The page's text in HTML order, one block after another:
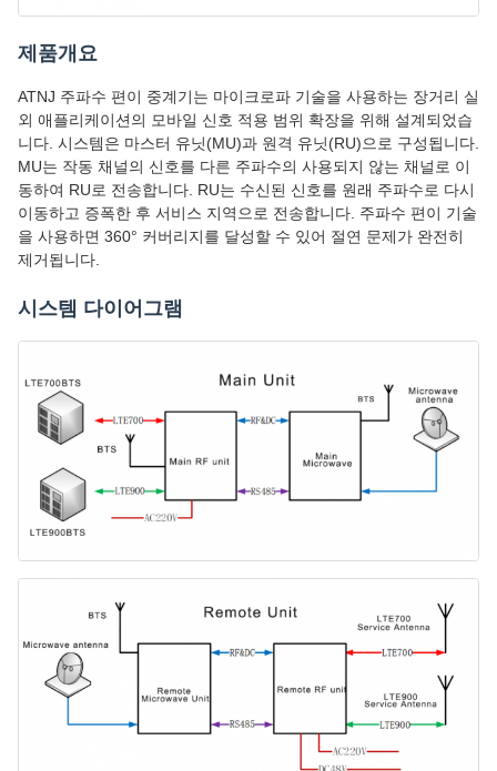
제품개요
ATNJ 주파수 편이 중계기는 마이크로파 기술을 사용하는 장거리 실
외 애플리케이션의 모바일 신호 적용 범위 확장을 위해 설계되었습
니다. 시스템은 마스터 유닛(MU)과 원격 유닛(RU)으로 구성됩니다.
MU는 작동 채널의 신호를 다른 주파수의 사용되지 않는 채널로 이
동하여 RU로 전송합니다. RU는 수신된 신호를 원래 주파수로 다시
이동하고 증폭한 후 서비스 지역으로 전송합니다. 주파수 편이 기술
을 사용하면 360° 커버리지를 달성할 수 있어 절연 문제가 완전히
제거됩니다.
시스템 다이어그램